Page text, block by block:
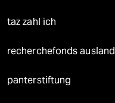
taz zahl ich
recherchefonds ausland
panterstiftung